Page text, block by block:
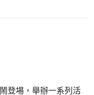
登場，舉辦一系列活